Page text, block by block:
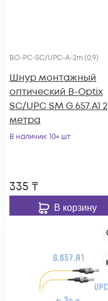
BO-PC-SC/UPC-A-2m (0,9)
Шнур монтажный
оптический B-Optix
SC/UPC SM G.657.A1 2
метра
В наличии: 10+ шт
335 ₸
В корзину